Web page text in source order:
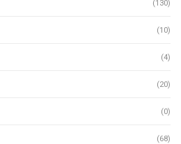
(130)
(10)
(4)
(20)
(0)
(68)